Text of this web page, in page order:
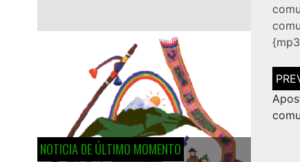
NOTICIA DE ÚLTIMO MOMENTO
de